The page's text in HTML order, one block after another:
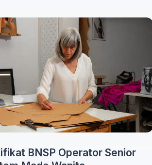
BNSP Operator Senior